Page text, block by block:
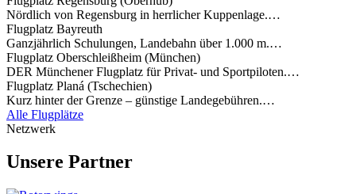
Nördlich von Regensburg in herrlicher Kuppenlage.…
Flugplatz Bayreuth
Ganzjährlich Schulungen, Landebahn über 1.000 m.…
Flugplatz Oberschleißheim (München)
DER Münchener Flugplatz für Privat- und Sportpiloten.…
Flugplatz Planá (Tschechien)
Kurz hinter der Grenze – günstige Landegebühren.…
Alle Flugplätze
Netzwerk
Unsere Partner